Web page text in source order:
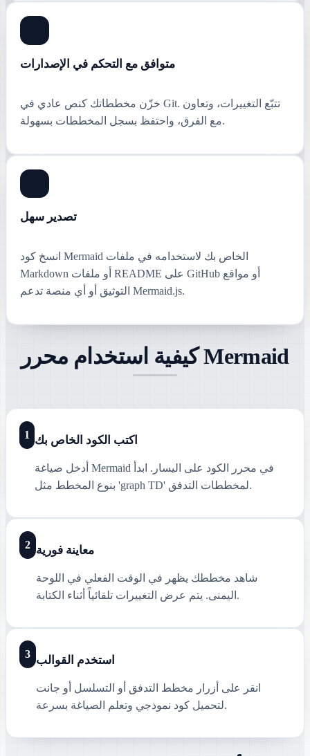
متوافق مع التحكم في الإصدارات
خزّن مخططاتك كنص عادي في Git. تتبّع التغييرات، وتعاون
مع الفرق، واحتفظ بسجل المخططات بسهولة.
تصدير سهل
انسخ كود Mermaid الخاص بك لاستخدامه في ملفات
Markdown أو ملفات README على GitHub أو مواقع
التوثيق أو أي منصة تدعم Mermaid.js.
كيفية استخدام محرر Mermaid
1 اكتب الكود الخاص بك
أدخل صياغة Mermaid في محرر الكود على اليسار. ابدأ
بنوع المخطط مثل 'graph TD' لمخططات التدفق.
2 معاينة فورية
شاهد مخططك يظهر في الوقت الفعلي في اللوحة
اليمنى. يتم عرض التغييرات تلقائياً أثناء الكتابة.
3 استخدم القوالب
انقر على أزرار مخطط التدفق أو التسلسل أو جانت
لتحميل كود نموذجي وتعلم الصياغة بسرعة.